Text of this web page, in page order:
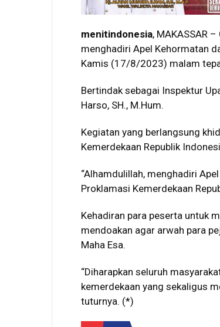
menitindonesia, MAKASSAR
menghadiri Apel Kehormatan
Kamis (17/8/2023) malam
Bertindak sebagai Inspektur
Harso, SH., M.Hum.
Kegiatan yang berlangsung
Kemerdekaan Republik
“Alhamdulillah, menghadiri
Proklamasi Kemerdekaan
Kehadiran para peserta untuk
mendoakan agar arwah para
Maha Esa.
“Diharapkan seluruh
kemerdekaan yang sekaligus
tuturnya. (*)